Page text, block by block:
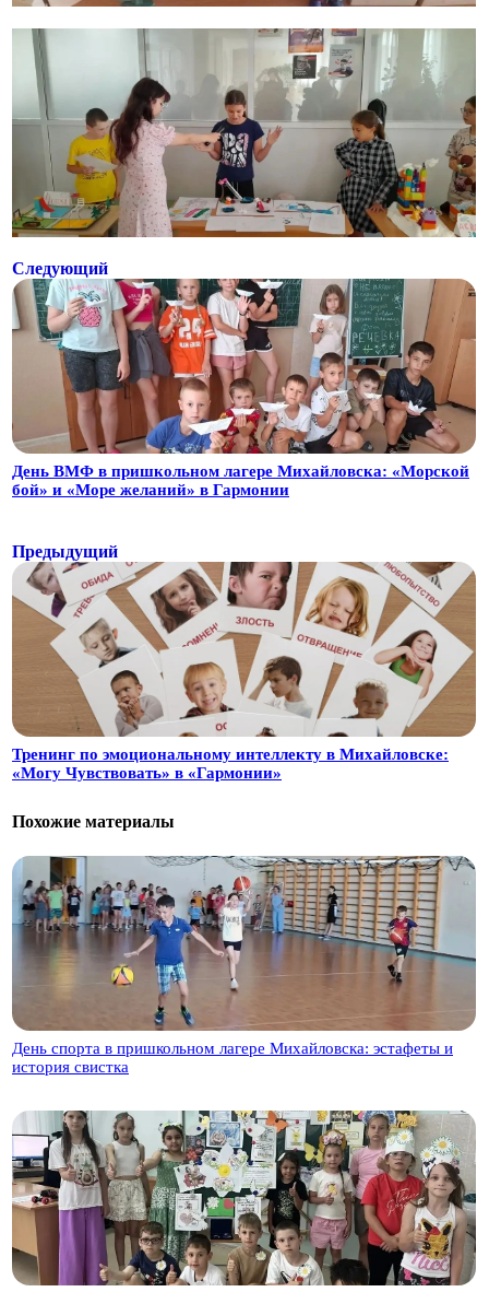
Следующий
День ВМФ в пришкольном лагере Михайловска: «Морской
бой» и «Море желаний» в Гармонии
Предыдущий
Тренинг по эмоциональному интеллекту в Михайловске:
«Могу Чувствовать» в «Гармонии»
Похожие материалы
День спорта в пришкольном лагере Михайловска: эстафеты и
история свистка